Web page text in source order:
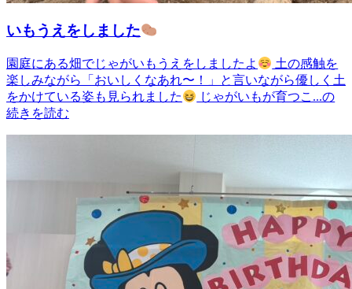
いもうえをしました
園庭にある畑でじゃがいもうえをしましたよ
土の感触を
楽しみながら「おいしくなあれ〜！」と言いながら優しく土
をかけている姿も見られました
じゃがいもが育つこ...の
続きを読む